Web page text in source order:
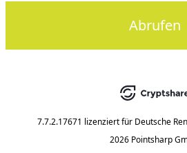
Abrufen
7.7.2.17671 lizenziert für Deutsche
2026 Pointsharp